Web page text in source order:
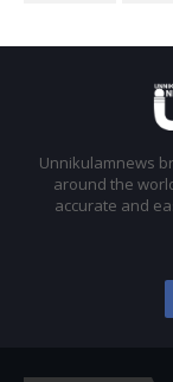
Unnikulamnews
around the
accurate and